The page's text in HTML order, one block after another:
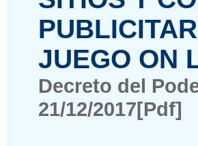
JUEGO ON
Decreto del
21/12/2017[Pdf]